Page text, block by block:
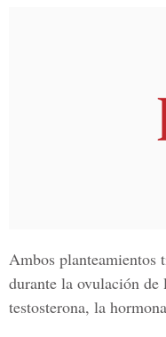
Ambos planteamientos
durante la ovulación
testosterona, la